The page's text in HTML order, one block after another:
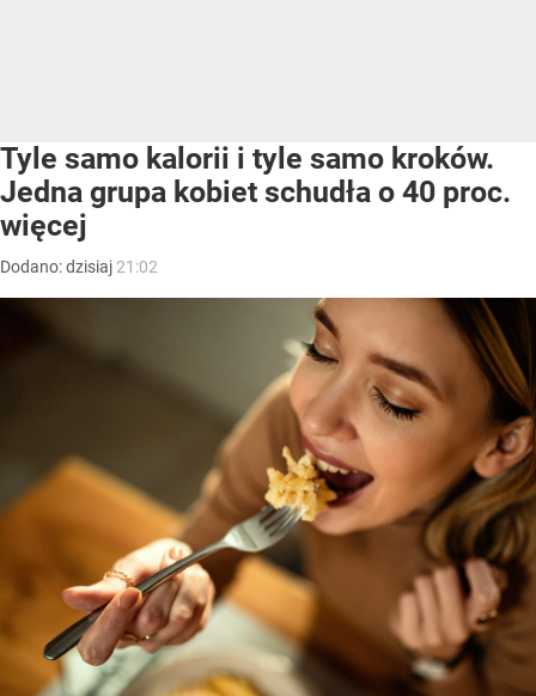
Tyle samo kalorii i tyle samo kroków.
Jedna grupa kobiet schudła o 40 proc.
więcej
Dodano:dzisiaj 21:02